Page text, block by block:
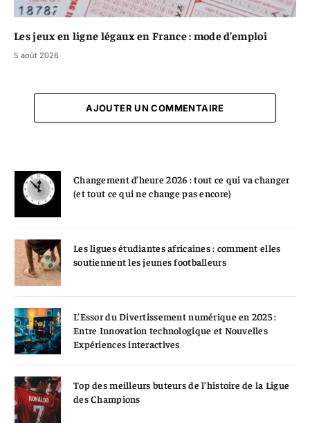
Les jeux en ligne légaux en France : mode d’emploi
5 août 2026
AJOUTER UN COMMENTAIRE
Changement d’heure 2026 : tout ce qui va changer
(et tout ce qui ne change pas encore)
Les ligues étudiantes africaines : comment elles
soutiennent les jeunes footballeurs
L’Essor du Divertissement numérique en 2025 :
Entre Innovation technologique et Nouvelles
Expériences interactives
Top des meilleurs buteurs de l’histoire de la Ligue
des Champions